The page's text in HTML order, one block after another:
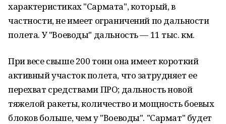
характеристиках "Сармата", который, в
частности, не имеет ограничений по дальности
полета. У "Воеводы" дальность — 11 тыс. км.
При весе свыше 200 тонн она имеет короткий
активный участок полета, что затрудняет ее
перехват средствами ПРО; дальность новой
тяжелой ракеты, количество и мощность боевых
блоков больше, чем у "Воеводы". "Сармат" будет